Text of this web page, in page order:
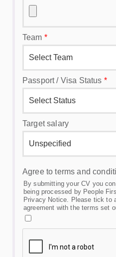
Team *
Passport / Visa Status *
Target salary
Agree to terms and
By submitting your CV you
being processed by People
Privacy Notice. Please tick to
agreement with the terms set